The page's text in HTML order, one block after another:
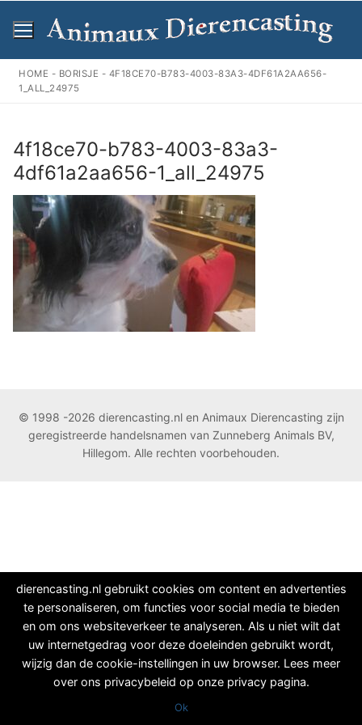
naar
inhoud
HOME - BORISJE - 4F18CE70-B783-4003-83A3-4DF61A2AA656-
1_ALL_24975
4f18ce70-b783-4003-83a3-
4df61a2aa656-1_all_24975
© 1998 -2026 dierencasting.nl en Animaux Dierencasting zijn
geregistreerde handelsnamen van Zunneberg Animals BV,
Hillegom. Alle rechten voorbehouden.
dierencasting.nl gebruikt cookies om content en advertenties
te personaliseren, om functies voor social media te bieden
en om ons websiteverkeer te analyseren. Als u niet wilt dat
uw internetgedrag voor deze doeleinden gebruikt wordt,
wijzig dan de cookie-instellingen in uw browser. Lees meer
over ons privacybeleid op onze privacy pagina.
Ok